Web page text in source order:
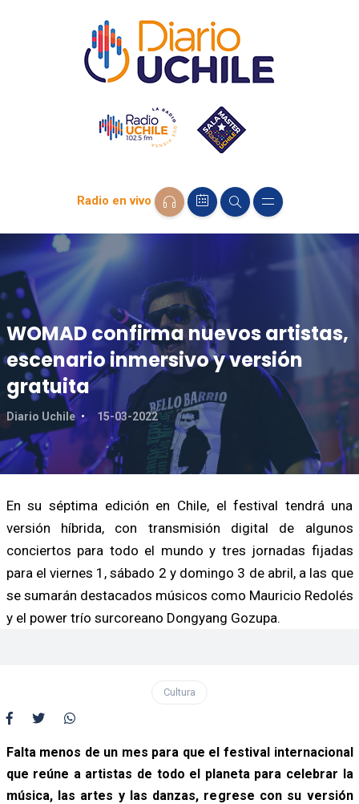
Radio en vivo
WOMAD confirma nuevos artistas,
escenario inmersivo y versión
gratuita
Diario Uchile 15-03-2022
En su séptima edición en Chile, el festival tendrá una
versión híbrida, con transmisión digital de algunos
conciertos para todo el mundo y tres jornadas fijadas
para el viernes 1, sábado 2 y domingo 3 de abril, a las que
se sumarán destacados músicos como Mauricio Redolés
y el power trío surcoreano Dongyang Gozupa.
Cultura
Falta menos de un mes para que el festival internacional
que reúne a artistas de todo el planeta para celebrar la
música, las artes y las danzas, regrese con su versión